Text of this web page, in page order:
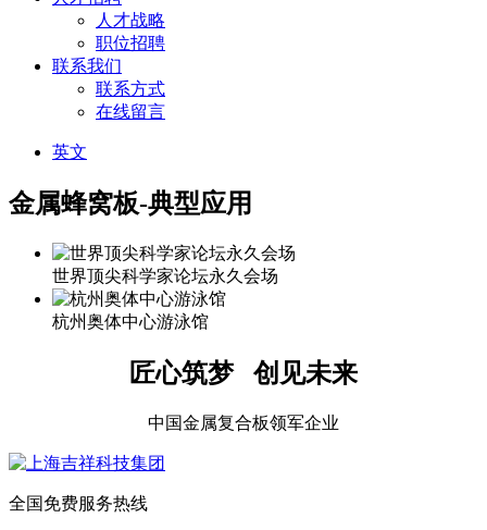
人才战略
职位招聘
联系我们
联系方式
在线留言
英文
金属蜂窝板-典型应用
世界顶尖科学家论坛永久会场
杭州奥体中心游泳馆
匠心筑梦 创见未来
中国金属复合板领军企业
全国免费服务热线